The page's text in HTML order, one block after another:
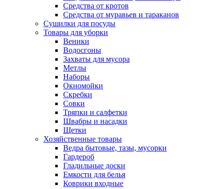
Средства от кротов
Средства от муравьев и тараканов
Сушилки для посуды
Товары для уборки
Веники
Водосгоны
Захваты для мусора
Метлы
Наборы
Окномойки
Скребки
Совки
Тряпки и салфетки
Швабры и насадки
Щетки
Хозяйственные товары
Ведра бытовые, тазы, мусорки
Гардероб
Гладильные доски
Емкости для белья
Коврики входные